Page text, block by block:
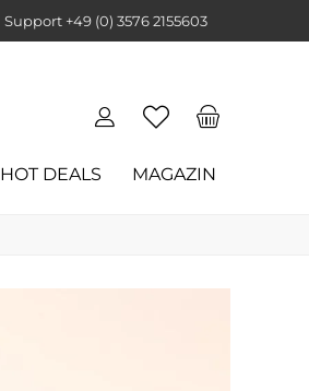
Support +49 (0) 3576 2155603
HOT DEALS MAGAZIN